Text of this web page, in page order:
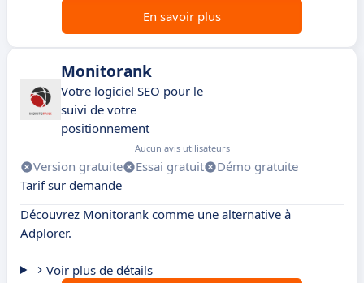
En savoir plus
Monitorank
Votre logiciel SEO pour le
suivi de votre
positionnement
Aucun avis utilisateurs
Version gratuite Essai gratuit
Démo gratuite
Tarif sur demande
Découvrez Monitorank comme une alternative à
Adplorer.
Voir plus de détails